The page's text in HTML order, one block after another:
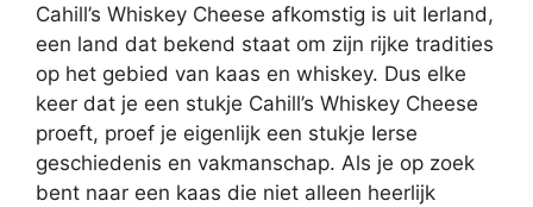
Cahill’s Whiskey Cheese afkomstig is uit Ierland,
een land dat bekend staat om zijn rijke tradities
op het gebied van kaas en whiskey. Dus elke
keer dat je een stukje Cahill’s Whiskey Cheese
proeft, proef je eigenlijk een stukje Ierse
geschiedenis en vakmanschap. Als je op zoek
bent naar een kaas die niet alleen heerlijk